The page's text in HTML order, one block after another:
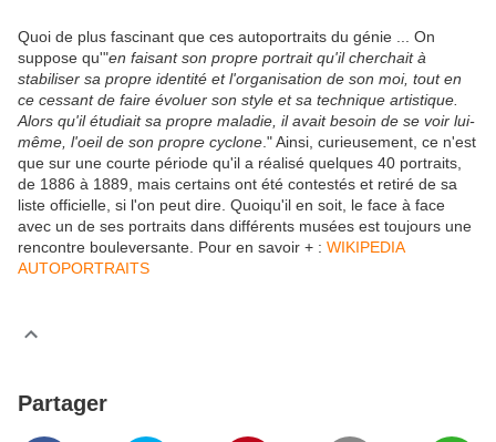
Quoi de plus fascinant que ces autoportraits du génie ... On
suppose qu'"en faisant son propre portrait qu'il cherchait à
stabiliser sa propre identité et l'organisation de son moi, tout en
ce cessant de faire évoluer son style et sa technique artistique.
Alors qu'il étudiait sa propre maladie, il avait besoin de se voir lui-
même, l'oeil de son propre cyclone ." Ainsi, curieusement, ce n'est
que sur une courte période qu'il a réalisé quelques 40 portraits,
de 1886 à 1889, mais certains ont été contestés et retiré de sa
liste officielle, si l'on peut dire. Quoiqu'il en soit, le face à face
avec un de ses portraits dans différents musées est toujours une
rencontre bouleversante. Pour en savoir + : WIKIPEDIA
AUTOPORTRAITS
Partager